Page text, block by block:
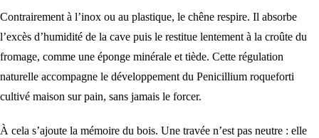
Contrairement à l’inox ou au plastique, le chêne respire. Il absorbe
l’excès d’humidité de la cave puis le restitue lentement à la croûte du
fromage, comme une éponge minérale et tiède. Cette régulation
naturelle accompagne le développement du Penicillium roqueforti
cultivé maison sur pain, sans jamais le forcer.
À cela s’ajoute la mémoire du bois. Une travée n’est pas neutre : elle